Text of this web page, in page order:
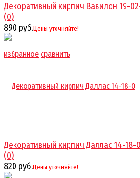
избранное сравнить
Декоративный кирпич Вавилон 19-
(0)
890 руб.Цены уточняйте!
Декоративный кирпич Даллас 14-18-0
(0)
820 руб.Цены уточняйте!